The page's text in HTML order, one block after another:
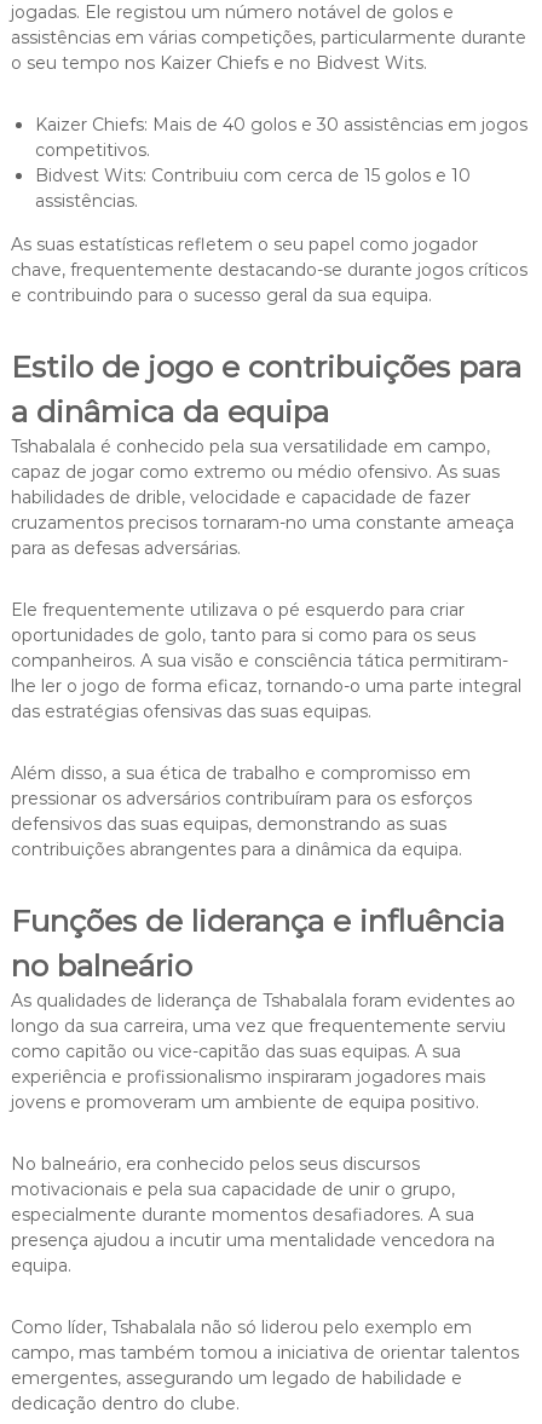
jogadas. Ele registou um número notável de golos e
assistências em várias competições, particularmente durante
o seu tempo nos Kaizer Chiefs e no Bidvest Wits.
Kaizer Chiefs: Mais de 40 golos e 30 assistências em jogos
competitivos.
Bidvest Wits: Contribuiu com cerca de 15 golos e 10
assistências.
As suas estatísticas refletem o seu papel como jogador
chave, frequentemente destacando-se durante jogos críticos
e contribuindo para o sucesso geral da sua equipa.
Estilo de jogo e contribuições para
a dinâmica da equipa
Tshabalala é conhecido pela sua versatilidade em campo,
capaz de jogar como extremo ou médio ofensivo. As suas
habilidades de drible, velocidade e capacidade de fazer
cruzamentos precisos tornaram-no uma constante ameaça
para as defesas adversárias.
Ele frequentemente utilizava o pé esquerdo para criar
oportunidades de golo, tanto para si como para os seus
companheiros. A sua visão e consciência tática permitiram-
lhe ler o jogo de forma eficaz, tornando-o uma parte integral
das estratégias ofensivas das suas equipas.
Além disso, a sua ética de trabalho e compromisso em
pressionar os adversários contribuíram para os esforços
defensivos das suas equipas, demonstrando as suas
contribuições abrangentes para a dinâmica da equipa.
Funções de liderança e influência
no balneário
As qualidades de liderança de Tshabalala foram evidentes ao
longo da sua carreira, uma vez que frequentemente serviu
como capitão ou vice-capitão das suas equipas. A sua
experiência e profissionalismo inspiraram jogadores mais
jovens e promoveram um ambiente de equipa positivo.
No balneário, era conhecido pelos seus discursos
motivacionais e pela sua capacidade de unir o grupo,
especialmente durante momentos desafiadores. A sua
presença ajudou a incutir uma mentalidade vencedora na
equipa.
Como líder, Tshabalala não só liderou pelo exemplo em
campo, mas também tomou a iniciativa de orientar talentos
emergentes, assegurando um legado de habilidade e
dedicação dentro do clube.